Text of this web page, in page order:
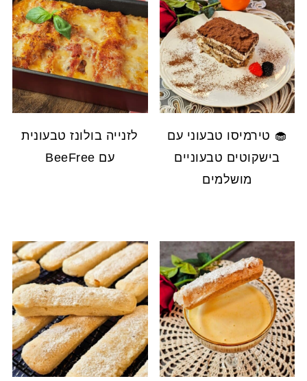
🧁 טירמיסו טבעוני עם
בישקוטים טבעוניים
מושלמים
לזנייה בולונז טבעונית
עם BeeFree